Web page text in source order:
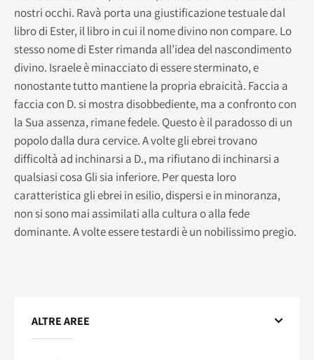
nostri occhi. Ravà porta una giustificazione testuale dal
libro di Ester, il libro in cui il nome divino non compare. Lo
stesso nome di Ester rimanda all’idea del nascondimento
divino. Israele è minacciato di essere sterminato, e
nonostante tutto mantiene la propria ebraicità. Faccia a
faccia con D. si mostra disobbediente, ma a confronto con
la Sua assenza, rimane fedele. Questo è il paradosso di un
popolo dalla dura cervice. A volte gli ebrei trovano
difficoltà ad inchinarsi a D., ma rifiutano di inchinarsi a
qualsiasi cosa Gli sia inferiore. Per questa loro
caratteristica gli ebrei in esilio, dispersi e in minoranza,
non si sono mai assimilati alla cultura o alla fede
dominante. A volte essere testardi è un nobilissimo pregio.
ALTRE AREE